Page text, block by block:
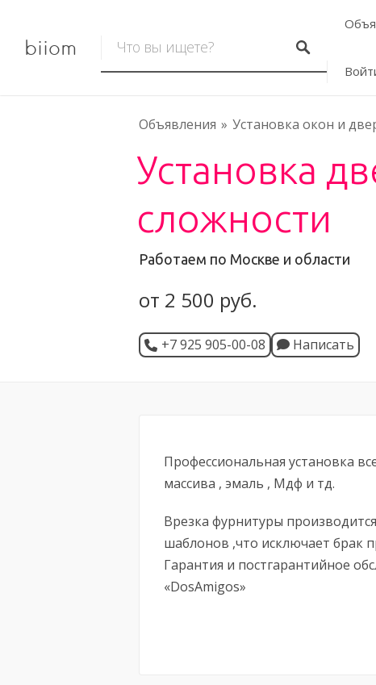
biiom
Объявления Установка окон и
Установка
сложности
Работаем по Москве и области
от 2 500 руб.
+7 925 905-00-08 Написать
Профессиональная установка
массива , эмаль , Мдф и тд.
Врезка фурнитуры
шаблонов ,что исключает брак
Гарантия и постгарантийное
«DosAmigos»